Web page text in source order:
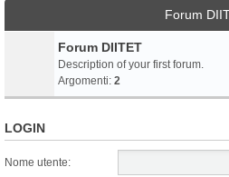
Forum
Forum DIITET
Description of your first forum.
Argomenti: 2
LOGIN
Nome utente: